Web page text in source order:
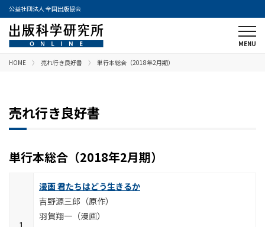
公益社団法人 全国出版協会
HOME 売れ行き良好書 単行本総合（2018年2月期）
売れ行き良好書
単行本総合（2018年2月期）
漫画 君たちはどう生きるか
吉野源三郎（原作）
羽賀翔一（漫画）